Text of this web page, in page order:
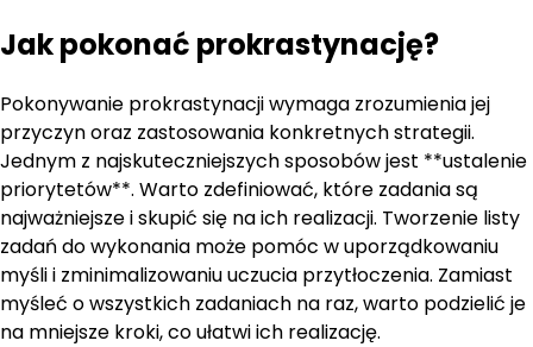
Jak pokonać prokrastynację?
Pokonywanie prokrastynacji wymaga zrozumienia jej
przyczyn oraz zastosowania konkretnych strategii.
Jednym z najskuteczniejszych sposobów jest **ustalenie
priorytetów**. Warto zdefiniować, które zadania są
najważniejsze i skupić się na ich realizacji. Tworzenie listy
zadań do wykonania może pomóc w uporządkowaniu
myśli i zminimalizowaniu uczucia przytłoczenia. Zamiast
myśleć o wszystkich zadaniach na raz, warto podzielić je
na mniejsze kroki, co ułatwi ich realizację.